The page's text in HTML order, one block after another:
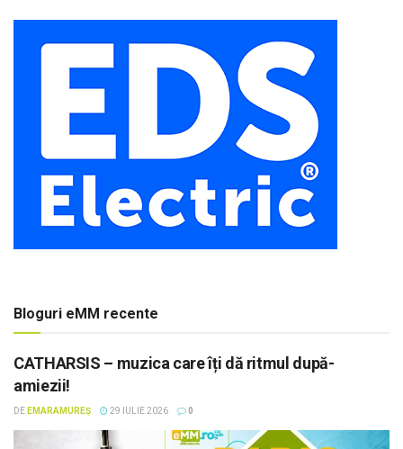
Bloguri eMM recente
CATHARSIS – muzica care îți dă ritmul după-
amiezii!
DE EMARAMUREȘ 29 IULIE 2026 0